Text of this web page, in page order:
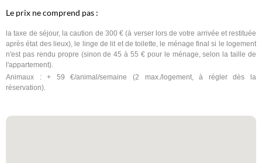
Le prix ne comprend pas :
la taxe de séjour, la caution de 300 € (à verser lors de votre arrivée et restituée
après état des lieux), le linge de lit et de toilette, le ménage final si le logement
n'est pas rendu propre (sinon de 45 à 55 € pour le ménage, selon la taille de
l'appartement).
Animaux : + 59 €/animal/semaine (2 max./logement, à régler dès la
réservation).